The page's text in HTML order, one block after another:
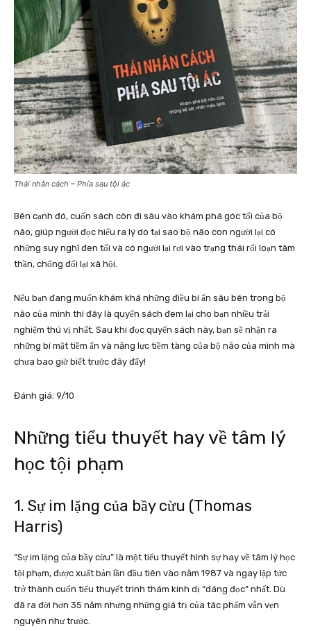
Thái nhân cách – Phía sau tội ác
Bên cạnh đó, cuốn sách còn đi sâu vào khám phá góc tối của bộ
não, giúp người đọc hiểu ra lý do tại sao bộ não con người lại có
những suy nghĩ đen tối và có người lại rơi vào trạng thái rối loạn tâm
thần, chống đối lại xã hội.
Nếu bạn đang muốn khám khá những điều bí ẩn sâu bên trong bộ
não của mình thì đây là quyển sách đem lại cho bạn nhiều trải
nghiệm thú vị nhất. Sau khi đọc quyển sách này, bạn sẽ nhận ra
những bí mật tiềm ẩn và năng lực tiềm tàng của bộ não của mình mà
chưa bao giờ biết trước đây đấy!
Đánh giá: 9/10
Những tiểu thuyết hay về tâm lý
học tội phạm
1. Sự im lặng của bầy cừu (Thomas
Harris)
“Sự im lặng của bầy cừu” là một tiểu thuyết hình sự hay về tâm lý học
tội phạm, được xuất bản lần đầu tiên vào năm 1987 và ngay lập tức
trở thành cuốn tiểu thuyết trinh thám kinh dị “đáng đọc” nhất. Dù
đã ra đời hơn 35 năm nhưng những giá trị của tác phẩm vẫn vẹn
nguyên như trước.